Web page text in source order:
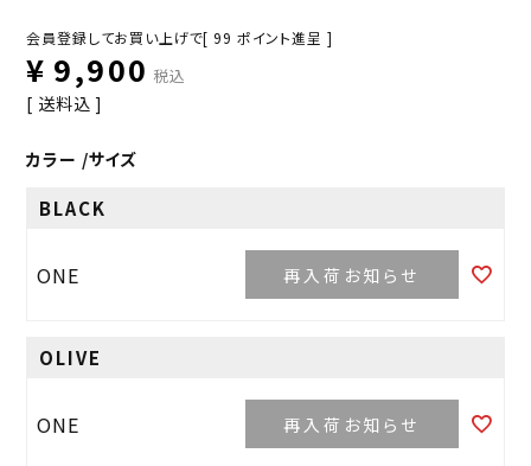
会員登録してお買い上げで[ 99 ポイント進呈 ]
¥ 9,900 税込
送料込
カラー サイズ
BLACK
ONE 再入荷お知らせ
OLIVE
ONE 再入荷お知らせ